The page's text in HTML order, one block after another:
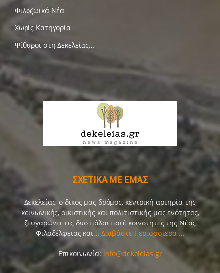
Φιλοζωικά Νέα
Χωρίς Κατηγορία
Ψίθυροι στη Δεκελείας…
ΣΧΕΤΙΚΑ ΜΕ ΕΜΑΣ
Δεκελείας, ο δικός μας δρόμος, κεντρική αρτηρία της
κοινωνικής, οικιστικής και πολιτιστικής μας ενότητας,
ζευγαρώνει τις δυο πάλαι ποτέ κοινότητες της Νέας
Φιλαδέλφειας και... Διαβάστε Περισσότερα ...
Επικοινωνία: info@dekeleias.gr